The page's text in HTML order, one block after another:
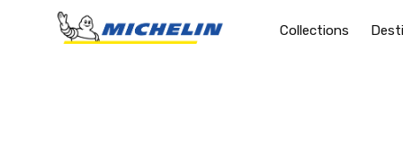
Collections